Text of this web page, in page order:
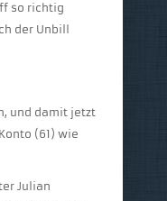
so richtig
der Unbill
und damit jetzt
(61) wie
Julian